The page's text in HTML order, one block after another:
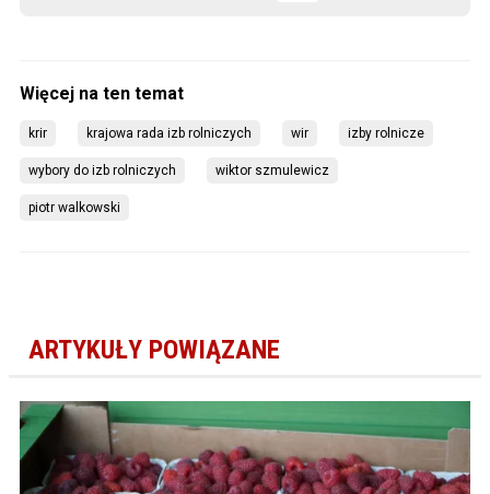
krir krajowa rada izb rolniczych wir izby rolnicze
wybory do izb rolniczych wiktor szmulewicz
piotr walkowski
ARTYKUŁY POWIĄZANE